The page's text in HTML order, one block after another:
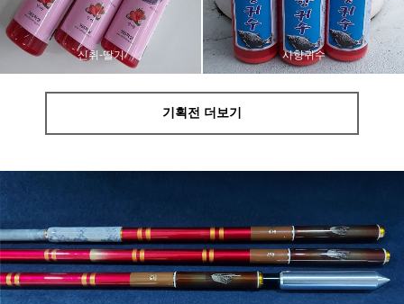
신취-딸기 사향귀수
기획전 더보기